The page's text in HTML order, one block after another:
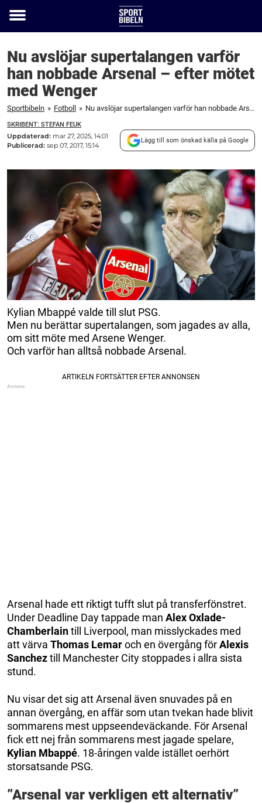
Toggle
Nu avslöjar supertalangen varför
han nobbade Arsenal – efter mötet
med Wenger
Sportbibeln » Fotboll » Nu avslöjar supertalangen varför han nobbade Arsenal – efter mötet med Wenger
SKRIBENT: STEFAN FEUK
Uppdaterad: mar 27, 2025, 14:01
Publicerad: sep 07, 2017, 15:14
Lägg till som önskad källa på Google
Kylian Mbappé valde till slut PSG.
Men nu berättar supertalangen, som jagades av alla,
om sitt möte med Arsene Wenger.
Och varför han alltså nobbade Arsenal.
Arsenal hade ett riktigt tufft slut på transferfönstret.
Under Deadline Day tappade man Alex Oxlade-
Chamberlaintill Liverpool, man misslyckades med
att värva Thomas Lemaroch en övergång förAlexis
Sancheztill Manchester City stoppades i allra sista
stund.
Nu visar det sig att Arsenal även snuvades på en
annan övergång, en affär som utan tvekan hade blivit
sommarens mest uppseendeväckande. För Arsenal
fick ett nej från sommarens mest jagade spelare,
Kylian Mbappé. 18-åringen valde istället oerhört
storsatsande PSG.
”Arsenal var verkligen ett alternativ”